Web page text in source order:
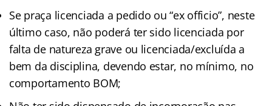
Se praça licenciada a pedido ou “ex officio”, neste
último caso, não poderá ter sido licenciada por
falta de natureza grave ou licenciada/excluída a
bem da disciplina, devendo estar, no mínimo, no
comportamento BOM;